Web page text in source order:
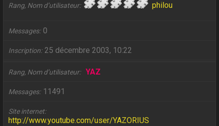
Rang, Nom d’utilisateur philou
Messages 0
Inscription 25 décembre 2003, 10:22
Rang, Nom d’utilisateur YAZ
Messages 11491
Site internet
http://www.youtube.com/user/YAZORIUS